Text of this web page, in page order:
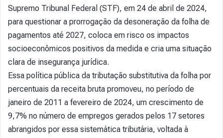
Supremo Tribunal Federal (STF), em 24 de abril de 2024,
para questionar a prorrogação da desoneração da folha de
pagamentos até 2027, coloca em risco os impactos
socioeconômicos positivos da medida e cria uma situação
clara de insegurança jurídica.
Essa política pública da tributação substitutiva da folha por
percentuais da receita bruta promoveu, no período de
janeiro de 2011 a fevereiro de 2024, um crescimento de
9,7% no número de empregos gerados pelos 17 setores
abrangidos por essa sistemática tributária, voltada à